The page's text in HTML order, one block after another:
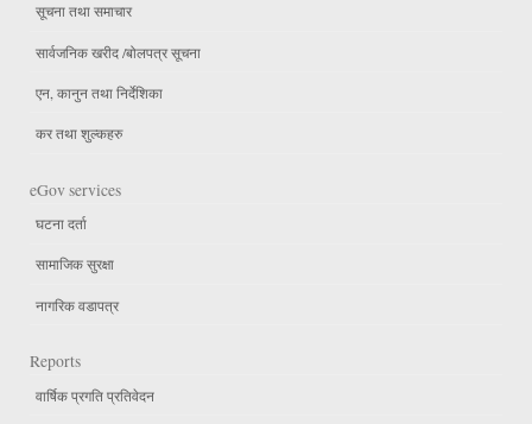
सूचना तथा समाचार
सार्वजनिक खरीद /बोलपत्र सूचना
एन, कानुन तथा निर्देशिका
कर तथा शुल्कहरु
eGov services
घटना दर्ता
सामाजिक सुरक्षा
नागरिक वडापत्र
Reports
वार्षिक प्रगति प्रतिवेदन